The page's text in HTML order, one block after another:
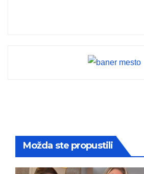
Možda ste propustili